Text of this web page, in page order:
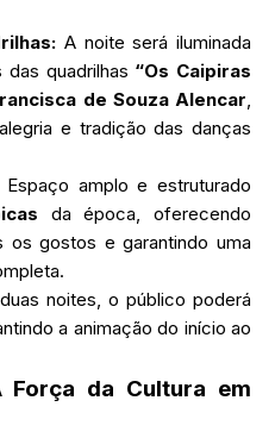
A noite será iluminada
quadrilhas “Os Caipiras
de Souza Alencar
e tradição das danças
Espaço amplo e estruturado
da época, oferecendo
os gostos e garantindo uma
noites, o público poderá
a animação do início ao
Força da Cultura em